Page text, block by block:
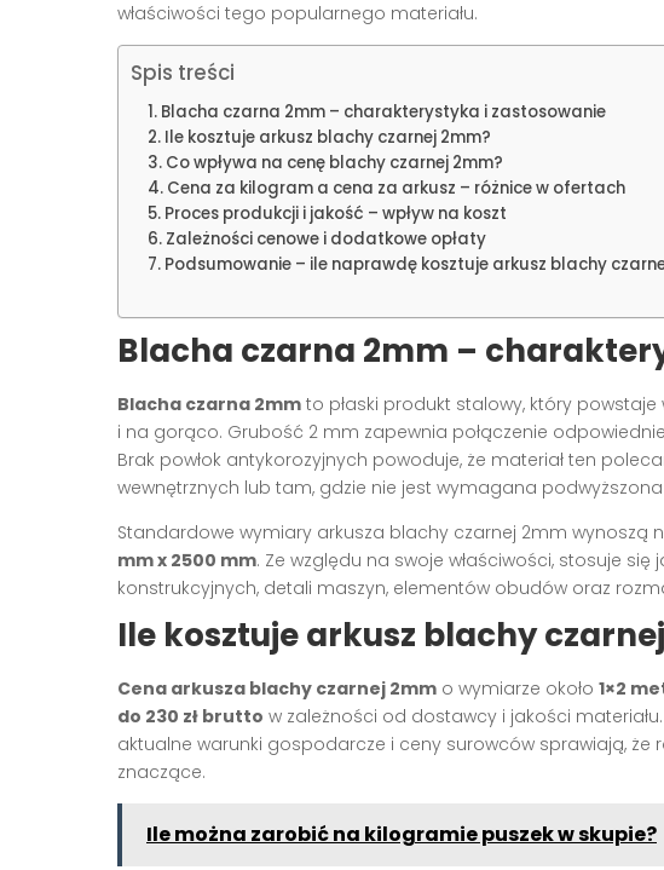
właściwości tego popularnego materiału.
Spis treści
Blacha czarna 2mm – charakterystyka i zastosowanie
Ile kosztuje arkusz blachy czarnej 2mm?
Co wpływa na cenę blachy czarnej 2mm?
Cena za kilogram a cena za arkusz – różnice w ofertach
Proces produkcji i jakość – wpływ na koszt
Zależności cenowe i dodatkowe opłaty
Podsumowanie – ile naprawdę kosztuje arkusz blachy
Blacha czarna 2mm –
Blacha czarna 2mm to płaski produkt stalowy, który
i na gorąco. Grubość 2 mm zapewnia połączenie
Brak powłok antykorozyjnych powoduje, że materiał ten
wewnętrznych lub tam, gdzie nie jest wymagana
Standardowe wymiary arkusza blachy czarnej 2mm wynoszą
mm x 2500 mm. Ze względu na swoje właściwości, stosuje
konstrukcyjnych, detali maszyn, elementów obudów oraz
Ile kosztuje arkusz blachy
Cena arkusza blachy czarnej 2mm o wymiarze około 1×2
do 230 zł brutto w zależności od dostawcy i jakości
aktualne warunki gospodarcze i ceny surowców sprawiają,
znaczące.
Ile można zarobić na kilogramie puszek w skupie?